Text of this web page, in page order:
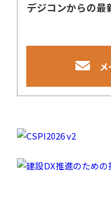
デジコンからの最